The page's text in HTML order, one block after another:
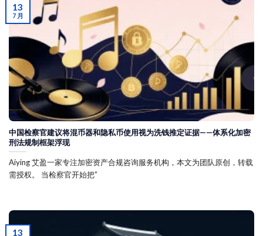
中国检察官建议将混币器和隐私币使用视为洗钱推定证据——体系化加密
刑法规制框架浮现
Aiying 艾盈一家专注加密资产合规咨询服务机构，本文为团队原创，转载
需授权。 当检察官开始把”
13
7 月
13